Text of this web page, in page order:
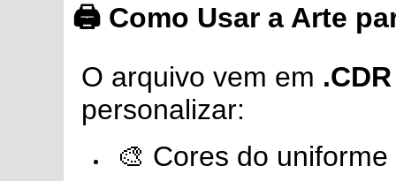
🖨️ Como Usar a Arte
O arquivo vem em
personalizar:
🎨 Cores do uniforme